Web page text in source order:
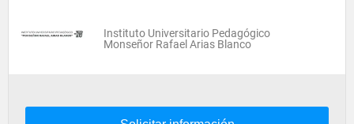
Instituto Universitario Pedagógico
Monseñor Rafael Arias Blanco